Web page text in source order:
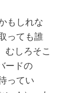
もしれな
っても誰
むしろそこ
ードの
ってい